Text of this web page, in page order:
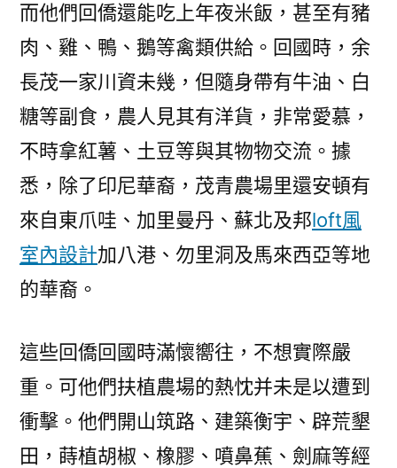
而他們回僑還能吃上年夜米飯，甚至有豬
肉、雞、鴨、鵝等禽類供給。回國時，余
長茂一家川資未幾，但隨身帶有牛油、白
糖等副食，農人見其有洋貨，非常愛慕，
不時拿紅薯、土豆等與其物物交流。據
悉，除了印尼華裔，茂青農場里還安頓有
來自東爪哇、加里曼丹、蘇北及邦loft風
室內設計加八港、勿里洞及馬來西亞等地
的華裔。
這些回僑回國時滿懷嚮往，不想實際嚴
重。可他們扶植農場的熱忱并未是以遭到
衝擊。他們開山筑路、建築衡宇、辟荒墾
田，蒔植胡椒、橡膠、噴鼻蕉、劍麻等經